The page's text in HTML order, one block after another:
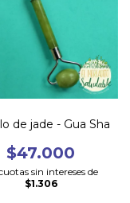
de jade - Gua Sha
$47.000
sin intereses de
$1.306